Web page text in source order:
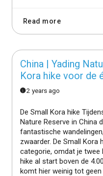
Read more
China | Yading
Kora hike voor de
2 years ago
De Small Kora hike
Nature Reserve in China
fantastische
zwaarder. De Small Kora
categorie, omdat je twee
hike al start boven de
komt hier weinig tot geen